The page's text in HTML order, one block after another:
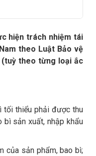
hiện trách nhiệm tái
theo Luật Bảo vệ
(tuỳ theo từng loại ắc
tối thiểu phải được thu
bì sản xuất, nhập khẩu
của sản phẩm, bao bì;